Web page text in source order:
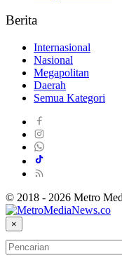
Berita
Internasional
Nasional
Megapolitan
Daerah
Semua Kategori
© 2018 - 2026 Metro
×